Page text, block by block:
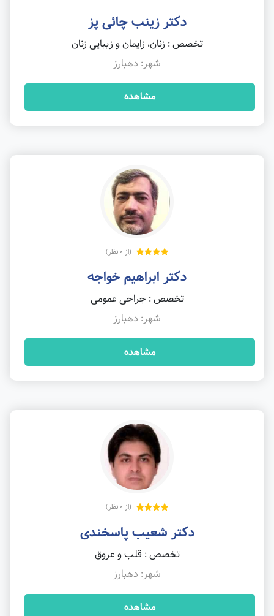
دکتر زینب چائی پز
تخصص : زنان، زایمان و زیبایی زنان
شهر: دهبارز
مشاهده
(از 0 نظر)
دکتر ابراهیم خواجه
تخصص : جراحی عمومی
شهر: دهبارز
مشاهده
(از 0 نظر)
دکتر شعیب پاسخندی
تخصص : قلب و عروق
شهر: دهبارز
مشاهده